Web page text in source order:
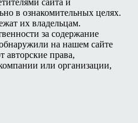
сайта и
в ознакомительных целях.
их владельцам.
за содержание
на нашем сайте
авторские права,
или организации,